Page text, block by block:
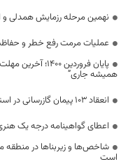
نهمین مرحله رزمایش همدلی
عملیات مرمت رفع خطر و
پایان فروردین
همیشه جاری”
انعقاد ۱۰۳ پيمان گازرسانی در استان خراسان جنوبی
اعطای گواهینامه درجه یک
شاخص‌ها و زیربناها در منطقه
است